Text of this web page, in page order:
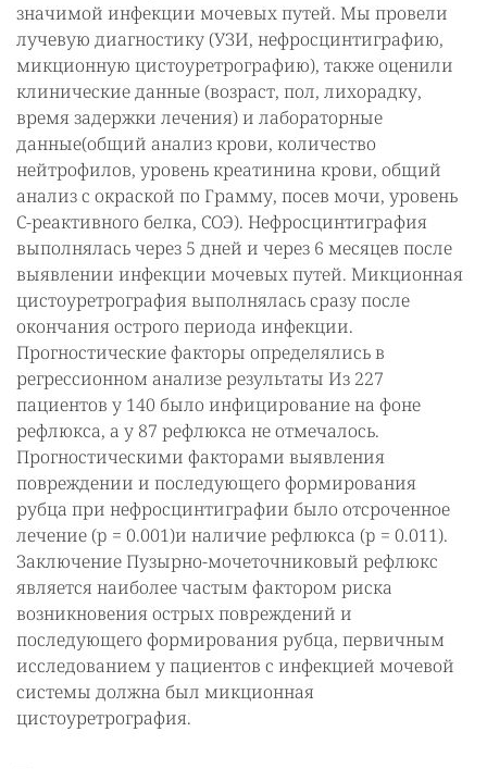
значимой инфекции мочевых путей. Мы провели
лучевую диагностику (УЗИ, нефросцинтиграфию,
микционную цистоуретрографию), также оценили
клинические данные (возраст, пол, лихорадку,
время задержки лечения) и лабораторные
данные(общий анализ крови, количество
нейтрофилов, уровень креатинина крови, общий
анализ с окраской по Грамму, посев мочи, уровень
С-реактивного белка, СОЭ). Нефросцинтиграфия
выполнялась через 5 дней и через 6 месяцев после
выявлении инфекции мочевых путей. Микционная
цистоуретрография выполнялась сразу после
окончания острого периода инфекции.
Прогностические факторы определялись в
регрессионном анализе результаты Из 227
пациентов у 140 было инфицирование на фоне
рефлюкса, а у 87 рефлюкса не отмечалось.
Прогностическими факторами выявления
повреждении и последующего формирования
рубца при нефросцинтиграфии было отсроченное
лечение (p = 0.001)и наличие рефлюкса (p = 0.011).
Заключение Пузырно-мочеточниковый рефлюкс
является наиболее частым фактором риска
возникновения острых повреждений и
последующего формирования рубца, первичным
исследованием у пациентов с инфекцией мочевой
системы должна был микционная
цистоуретрография.